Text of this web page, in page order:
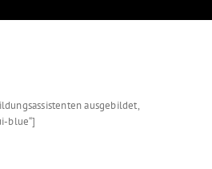
ausgebildet,
blue“]